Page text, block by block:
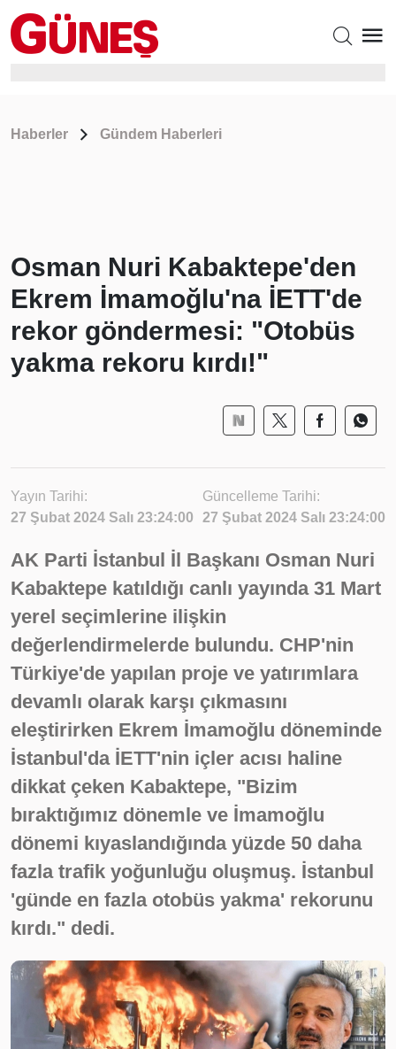
Haberler Gündem Haberleri
Osman Nuri Kabaktepe'den
Ekrem İmamoğlu'na İETT'de
rekor göndermesi: "Otobüs
yakma rekoru kırdı!"
Yayın Tarihi:
27 Şubat 2024 Salı 23:24:00
Güncelleme Tarihi:
27 Şubat 2024 Salı 23:24:00
AK Parti İstanbul İl Başkanı Osman Nuri
Kabaktepe katıldığı canlı yayında 31 Mart
yerel seçimlerine ilişkin
değerlendirmelerde bulundu. CHP'nin
Türkiye'de yapılan proje ve yatırımlara
devamlı olarak karşı çıkmasını
eleştirirken Ekrem İmamoğlu döneminde
İstanbul'da İETT'nin içler acısı haline
dikkat çeken Kabaktepe, "Bizim
bıraktığımız dönemle ve İmamoğlu
dönemi kıyaslandığında yüzde 50 daha
fazla trafik yoğunluğu oluşmuş. İstanbul
'günde en fazla otobüs yakma' rekorunu
kırdı." dedi.